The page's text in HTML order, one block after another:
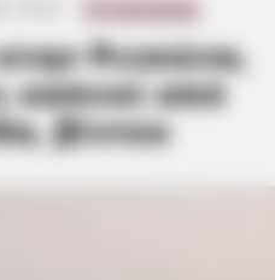
Ριτσώνα,
καπνοί από
βίντεο